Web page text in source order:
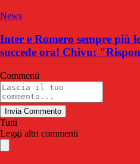
News
Inter e Romero sempre più
succede ora! Chivu:
Commenti
Invia Commento
Tutti
Leggi altri commenti